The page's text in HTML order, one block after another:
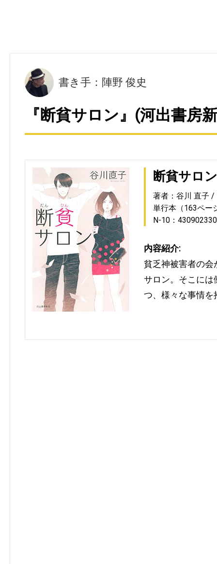
書き手：陣野 俊史
『断貧サロン』(河出書房
断貧サロン
著者：谷川 直子
単行本（163ペー
N-10：
内容紹介:
貧乏神被害者の会
サロン。そこには
つ、様々な事情を